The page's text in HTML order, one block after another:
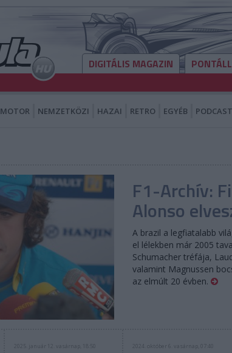
DIGITÁLIS MAGAZIN
MOTOR NEMZETKÖZI HAZAI RETRO EGYÉB PODCAST
F1-Archív:
Alonso
A brazil a legfiatalabb
el lélekben már 2005
Schumacher tréfája,
valamint Magnussen
az elmúlt 20 évben.
2024. október 6. vasárnap, 07:40